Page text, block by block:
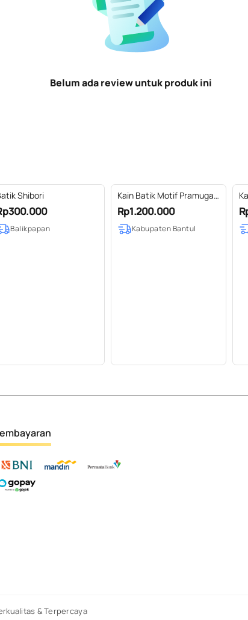
Belum ada review untuk produk ini
Shibori
Balikpapan
Kain Batik Motif Pramugari
Latar Kembang Pacar
Rp1.200.000
Kabupaten Bantul
& Terpercaya